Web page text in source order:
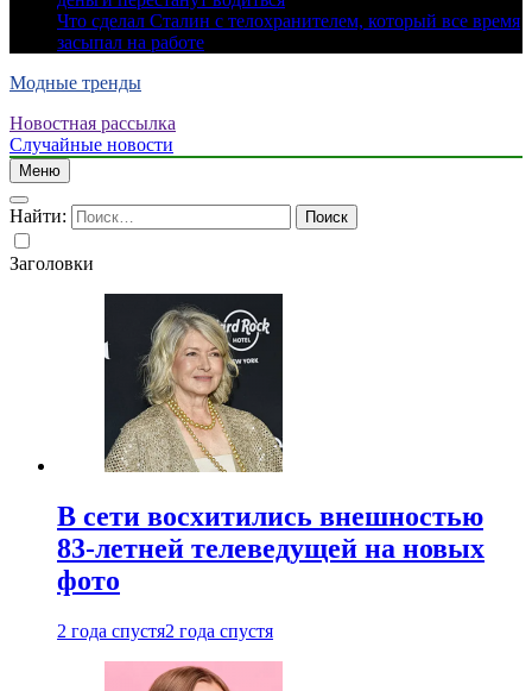
Что сделал Сталин с телохранителем, который все время
засыпал на работе
Модные тренды
Новостная рассылка
Случайные новости
Меню
Найти:
Заголовки
В сети восхитились внешностью
83-летней телеведущей на новых
фото
2 года спустя2 года спустя